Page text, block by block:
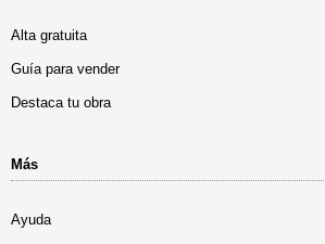
Alta gratuita
Guía para vender
Destaca tu obra
Más
Ayuda